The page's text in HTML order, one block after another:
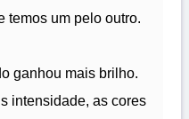
temos um pelo outro.
ganhou mais brilho.
intensidade, as cores